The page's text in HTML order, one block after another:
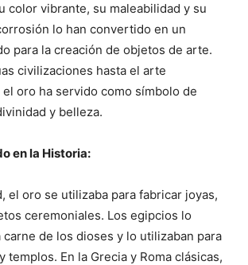
color vibrante, su maleabilidad y su
lo han convertido en un
para la creación de objetos de arte.
civilizaciones hasta el arte
oro ha servido como símbolo de
y belleza.
en la Historia:
el oro se utilizaba para fabricar joyas,
ceremoniales. Los egipcios lo
carne de los dioses y lo utilizaban para
templos. En la Grecia y Roma clásicas,